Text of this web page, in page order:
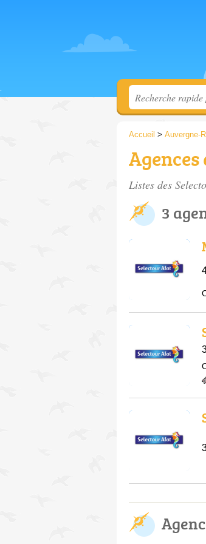
Accueil > Auvergne-
Listes des
3